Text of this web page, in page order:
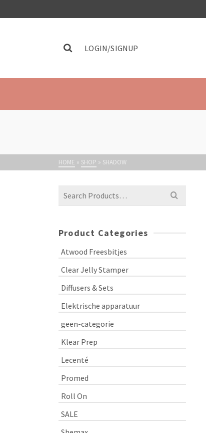
LOGIN/SIGNUP
HOME » SHOP » SHADOW
Product Categories
Atwood Freesbitjes
Clear Jelly Stamper
Diffusers & Sets
Elektrische apparatuur
geen-categorie
Klear Prep
Lecenté
Promed
Roll On
SALE